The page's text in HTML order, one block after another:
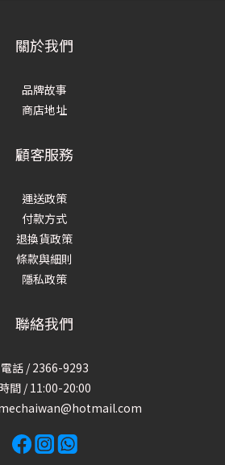
關於我們
品牌故事
商店地址
顧客服務
運送政策
付款方式
退換貨政策
條款與細則
隱私政策
聯絡我們
電話 / 2366-9293
間 / 11:00-20:00